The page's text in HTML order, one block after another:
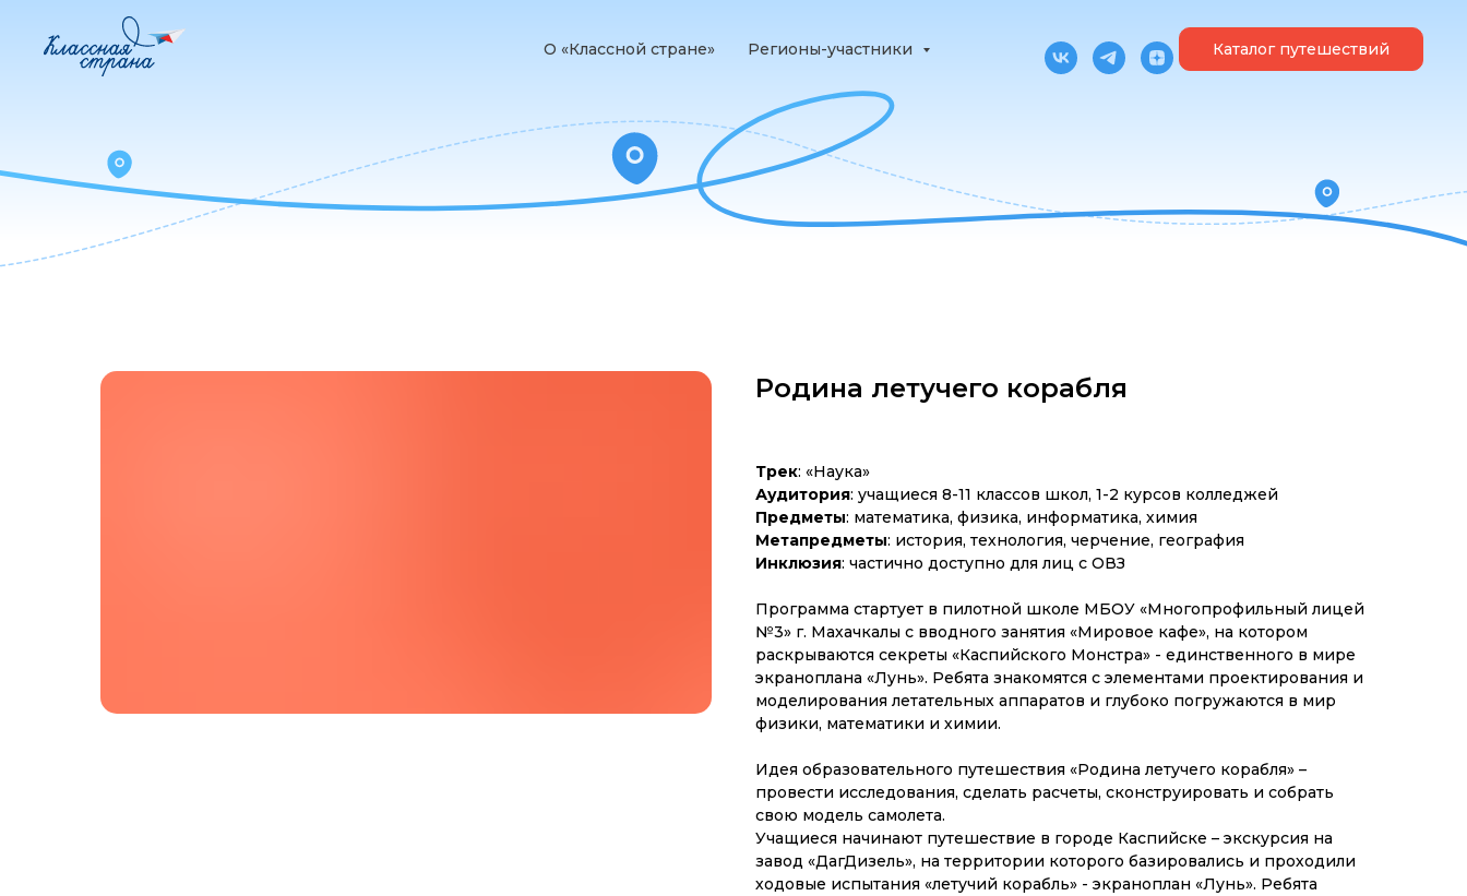
О «Классной стране» Регионы-участники Каталог путешествий
Родина летучего корабля
Трек: «Наука»
Аудитория: учащиеся 8-11 классов школ, 1-2 курсов колледжей
Предметы: математика, физика, информатика, химия
Метапредметы: история, технология, черчение, география
Инклюзия: частично доступно для лиц с ОВЗ
Программа стартует в пилотной школе МБОУ «Многопрофильный лицей
№3» г. Махачкалы с вводного занятия «Мировое кафе», на котором
раскрываются секреты «Каспийского Монстра» - единственного в мире
экраноплана «Лунь». Ребята знакомятся с элементами проектирования и
моделирования летательных аппаратов и глубоко погружаются в мир
физики, математики и химии.
Идея образовательного путешествия «Родина летучего корабля» –
провести исследования, сделать расчеты, сконструировать и собрать
свою модель самолета.
Учащиеся начинают путешествие в городе Каспийске – экскурсия на
завод «ДагДизель», на территории которого базировались и проходили
ходовые испытания «летучий корабль» - экраноплан «Лунь». Ребята